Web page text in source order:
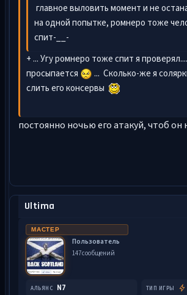
главное выловить момент и не
на одной попытке, ромнеро тоже
спит-__-
+ ... Угу ромнеро тоже спит я
просыпается
... Сколько-же я
слить его консервы
постоянно ночью его атакуй, чтоб он
Ultima
МАСТЕР
Пользователь
147 сообщений
АЛЬЯНС N7 ТИП ИГРЫ